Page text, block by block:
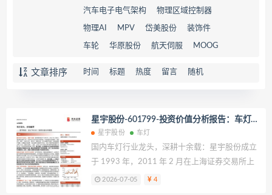
汽车电子电气架构 物理区域控制器
物理AI MPV 岱美股份 装饰件
车轮 华原股份 航天伺服 MOOG
文章排序 时间 标题 热度 留言 随机
星宇股份-601799-投资价值分析报告：车灯龙
头，光电破界
星宇股份 车灯
国内车灯行业龙头，深耕十余载：星宇股份成立
于 1993 年，2011 年 2 月在上海证券交易所上
市。公司专注于车灯的生产和研发，产品涵盖汽
2026-07-05 4